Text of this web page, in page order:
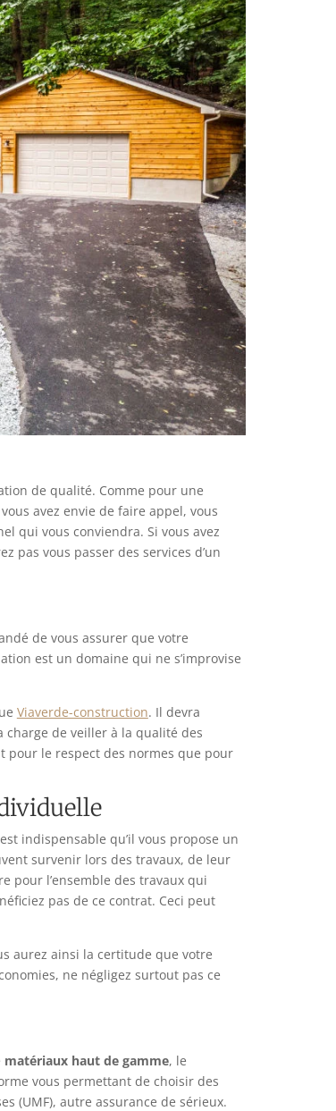
de qualité. Comme pour une
avez envie de faire appel, vous
qui vous conviendra. Si vous avez
pas vous passer des services d’un
de vous assurer que votre
est un domaine qui ne s’improvise
Viaverde-construction. Il devra
charge de veiller à la qualité des
pour le respect des normes que pour
indispensable qu’il vous propose un
survenir lors des travaux, de leur
pour l’ensemble des travaux qui
pas de ce contrat. Ceci peut
aurez ainsi la certitude que votre
ne négligez surtout pas ce
matériaux haut de gamme, le
vous permettant de choisir des
(UMF), autre assurance de sérieux.